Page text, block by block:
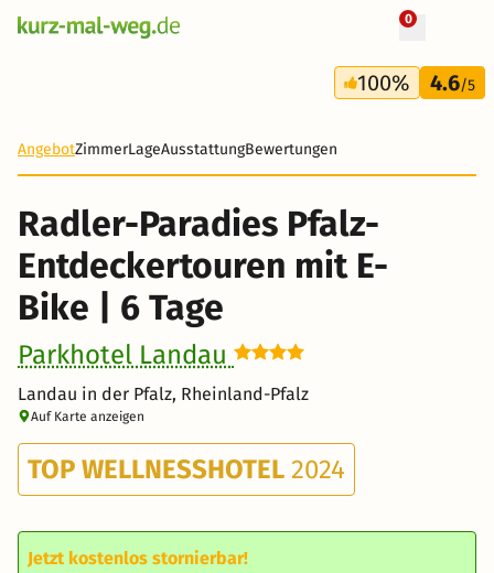
0
6 Tage
548 €
100% 4.6/5
AngebotZimmerLageAusstattungBewertungen
Radler-Paradies Pfalz-
Entdeckertouren mit E-
Bike | 6 Tage
Parkhotel Landau
Landau in der Pfalz, Rheinland-Pfalz
Auf Karte anzeigen
TOP WELLNESSHOTEL 2024
Jetzt kostenlos stornierbar!